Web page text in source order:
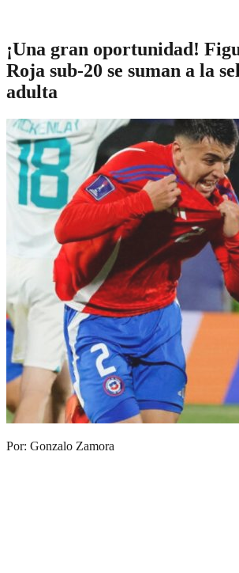
¡Una gran oportunidad!
Roja sub-20 se suman a la
adulta
Por: Gonzalo Zamora